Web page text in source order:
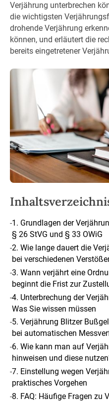
Verjährung unterbrechen
die wichtigsten
drohende Verjährung
können, und erläutert die
bereits eingetretener
-1. Grundlagen der
§ 26 StVG und § 33 OWiG
-2. Wie lange dauert die
bei verschiedenen
-3. Wann verjährt eine
beginnt die Frist zur
-4. Unterbrechung der
Was Sie wissen müssen
-5. Verjährung Blitzer
bei automatischen
-6. Wie kann man auf
hinweisen und diese
-7. Einstellung wegen
praktisches Vorgehen
-8. FAQ: Häufige Fragen zu